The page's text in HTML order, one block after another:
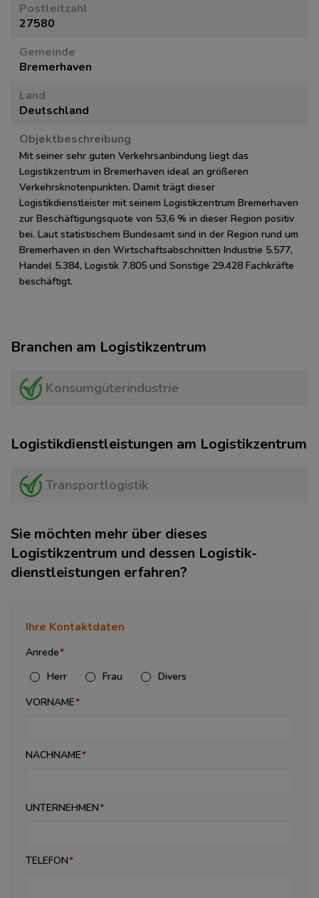
Postleitzahl
27580
Gemeinde
Bremerhaven
Land
Deutschland
Objektbeschreibung
Mit seiner sehr guten Verkehrsanbindung liegt das
Logistikzentrum in Bremerhaven ideal an größeren
Verkehrsknotenpunkten. Damit trägt dieser
Logistikdienstleister mit seinem Logistikzentrum Bremerhaven
zur Beschäftigungsquote von 53,6 % in dieser Region positiv
bei. Laut statistischem Bundesamt sind in der Region rund um
Bremerhaven in den Wirtschaftsabschnitten Industrie 5.577,
Handel 5.384, Logistik 7.805 und Sonstige 29.428 Fachkräfte
beschäftigt.
Branchen am Logistikzentrum
Konsumgüterindustrie
Logistikdienstleistungen am Logistikzentrum
Transportlogistik
Sie möchten mehr über dieses
Logistikzentrum und dessen Logistik­
dienstleistungen erfahren?
Ihre Kontaktdaten
Anrede
Herr
Frau
Divers
VORNAME
NACHNAME
UNTERNEHMEN
TELEFON